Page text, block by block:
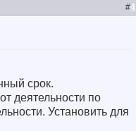
#4
срок.
деятельности по
Установить для